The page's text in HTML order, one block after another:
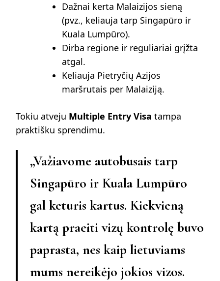
Dažnai kerta Malaizijos sieną
(pvz., keliauja tarp Singapūro ir
Kuala Lumpūro).
Dirba regione ir reguliariai grįžta
atgal.
Keliauja Pietryčių Azijos
maršrutais per Malaiziją.
Tokiu atveju Multiple Entry Visa tampa
praktišku sprendimu.
„Važiavome autobusais tarp
Singapūro ir Kuala Lumpūro
gal keturis kartus. Kiekvieną
kartą praeiti vizų kontrolę buvo
paprasta, nes kaip lietuviams
mums nereikėjo jokios vizos.